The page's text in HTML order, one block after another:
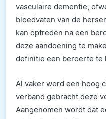
vasculaire dementie,
bloedvaten van de
kan optreden na een
deze aandoening te
definitie een beroerte te
Al vaker werd een hoog
verband gebracht deze
Aangenomen wordt dat